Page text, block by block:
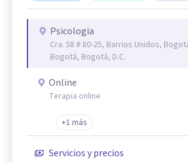
Psicologia
Cra. 58 # 80-25, Barrios Unidos,
Bogotá, Bogotá, D.C.
Online
Terapia online
+1 más
Servicios y precios